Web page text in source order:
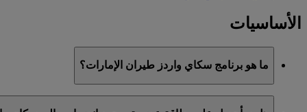
الأساسيات
ما هو برنامج سكاي واردز طيران الإمارات؟
سكاي واردز طيران الإمارات هو برنامج الولاء التابع لطيران الإمارات وفلاي